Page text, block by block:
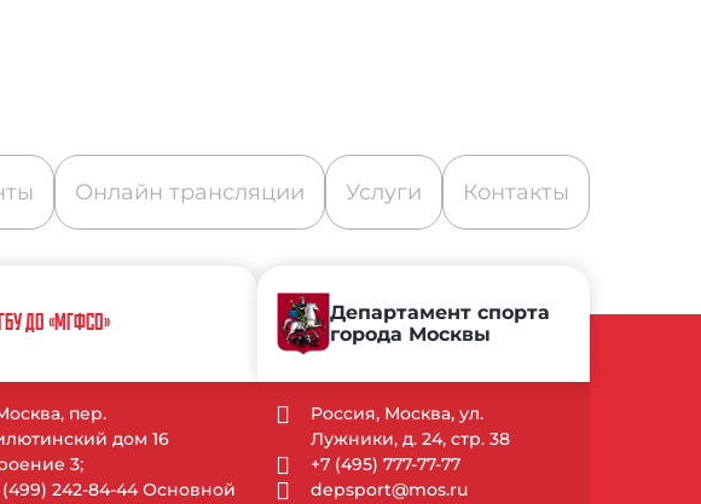
Онлайн трансляции Услуги Контакты
ДО «МГФСО»
пер.
дом 16
3;
(499) 242-84-44 Основной
Департамент спорта
города Москвы
Россия, Москва, ул.
Лужники, д. 24, стр. 38
+7 (495) 777-77-77
depsport@mos.ru